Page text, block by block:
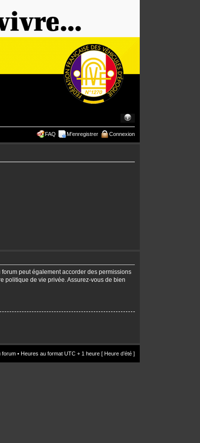
FAQ M’enregistrer Connexion
peut également accorder des permissions
politique de vie privée. Assurez-vous de bien
forum • Heures au format UTC + 1 heure [ Heure d’été ]